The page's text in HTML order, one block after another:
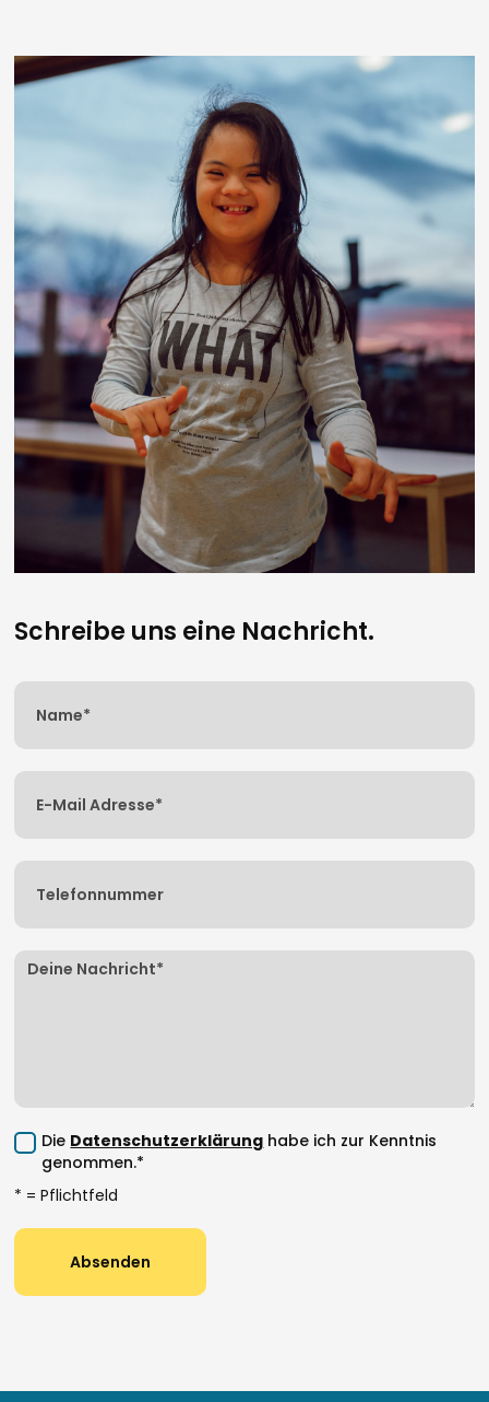
Schreibe uns eine Nachricht.
Die Datenschutzerklärung habe ich zur Kenntnis
genommen.*
* = Pflichtfeld